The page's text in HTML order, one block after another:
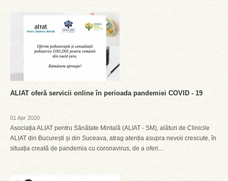
ALIAT oferă servicii online în perioada pandemiei COVID - 19
01 Apr 2020
Asociația ALIAT pentru Sănătate Mintală (ALIAT - SM), alături de Clinicile
ALIAT din București și din Suceava, atrag atenția asupra nevoii crescute, în
situația creată de pandemia cu coronavirus, de a oferi...